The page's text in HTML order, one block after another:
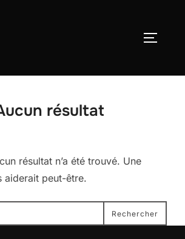
résultat
résultat n’a été trouvé. Une
aiderait peut-être.
Rechercher